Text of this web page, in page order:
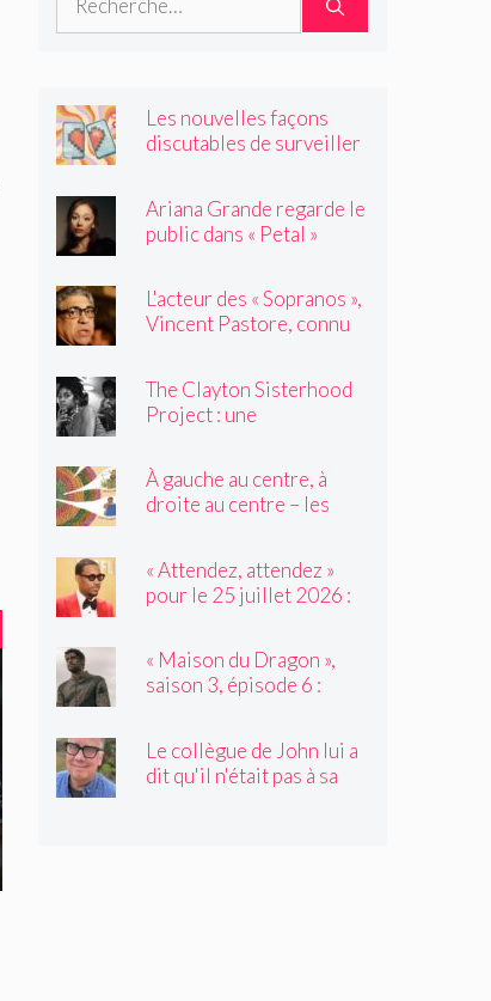
Les nouvelles façons
discutables de surveiller
Ariana Grande regarde le
public dans « Petal »
L'acteur des « Sopranos »,
Vincent Pastore, connu
ans
The Clayton Sisterhood
Project : une
migration inversée de sa
famille du Nord vers le
Sud
À gauche au centre, à
droite au centre – les
histoires »
« Attendez, attendez »
pour le 25 juillet 2026 :
Williams
« Maison du Dragon »,
saison 3, épisode 6 :
Le collègue de John lui a
dit qu'il n'était pas à sa